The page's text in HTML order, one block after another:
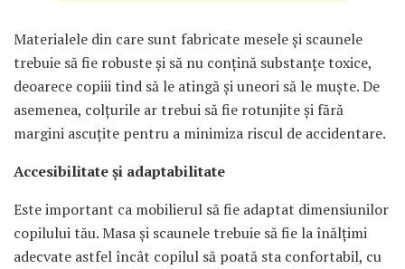
Materialele din care sunt fabricate mesele și scaunele
trebuie să fie robuste și să nu conțină substanțe toxice,
deoarece copiii tind să le atingă și uneori să le muște. De
asemenea, colțurile ar trebui să fie rotunjite și fără
margini ascuțite pentru a minimiza riscul de accidentare.
Accesibilitate și adaptabilitate
Este important ca mobilierul să fie adaptat dimensiunilor
copilului tău. Masa și scaunele trebuie să fie la înălțimi
adecvate astfel încât copilul să poată sta confortabil, cu